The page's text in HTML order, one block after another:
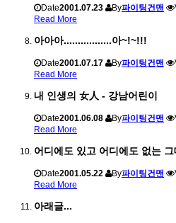
Date2001.07.23 By파이팅건맨
Read More
아아아.................아~!~!!!
Date2001.07.17 By파이팅건맨
Read More
내 인생의 女人 - 강남어린이
Date2001.06.08 By파이팅건맨
Read More
어디에도 있고 어디에도 없는 그
Date2001.05.22 By파이팅건맨
Read More
아래글...